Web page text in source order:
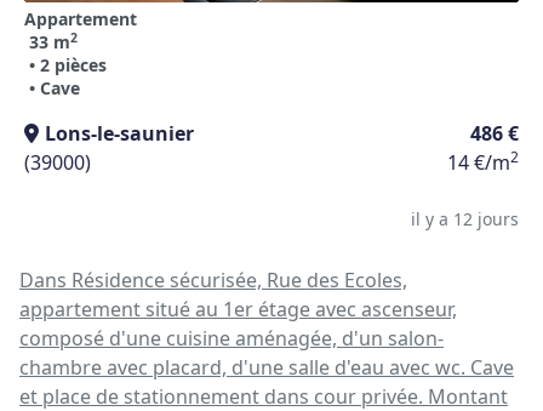
Appartement
33 m2
• 2 pièces
• Cave
Lons-le-saunier
486 €
(39000)
14 €/m2
il y a 12 jours
Dans Résidence sécurisée, Rue des Ecoles,
appartement situé au 1er étage avec ascenseur,
composé d'une cuisine aménagée, d'un salon-
chambre avec placard, d'une salle d'eau avec wc. Cave
et place de stationnement dans cour privée. Montant